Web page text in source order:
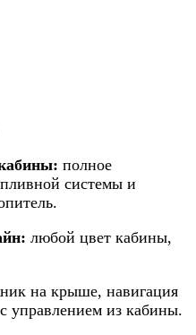
полное
системы и
любой цвет кабины,
на крыше, навигация
из кабины.